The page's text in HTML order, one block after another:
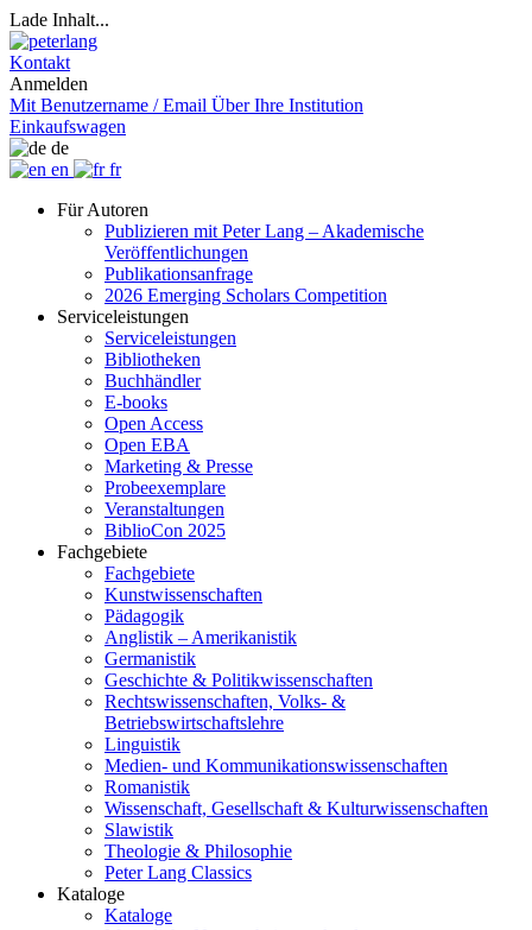
Lade Inhalt...
Kontakt
Anmelden
Mit Benutzername / Email Über Ihre Institution
Einkaufswagen
de
en
fr
Für Autoren
Publizieren mit Peter Lang – Akademische
Veröffentlichungen
Publikationsanfrage
2026 Emerging Scholars Competition
Serviceleistungen
Serviceleistungen
Bibliotheken
Buchhändler
E-books
Open Access
Open EBA
Marketing & Presse
Probeexemplare
Veranstaltungen
BiblioCon 2025
Fachgebiete
Fachgebiete
Kunstwissenschaften
Pädagogik
Anglistik – Amerikanistik
Germanistik
Geschichte & Politikwissenschaften
Rechtswissenschaften, Volks- &
Betriebswirtschaftslehre
Linguistik
Medien- und Kommunikationswissenschaften
Romanistik
Wissenschaft, Gesellschaft & Kulturwissenschaften
Slawistik
Theologie & Philosophie
Peter Lang Classics
Kataloge
Kataloge